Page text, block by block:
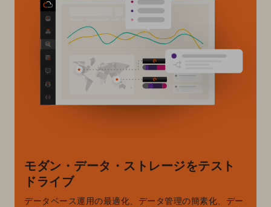
モダン・データ・ストレージをテスト
ドライブ
データベース運用の最適化、データ管理の簡素化、デー